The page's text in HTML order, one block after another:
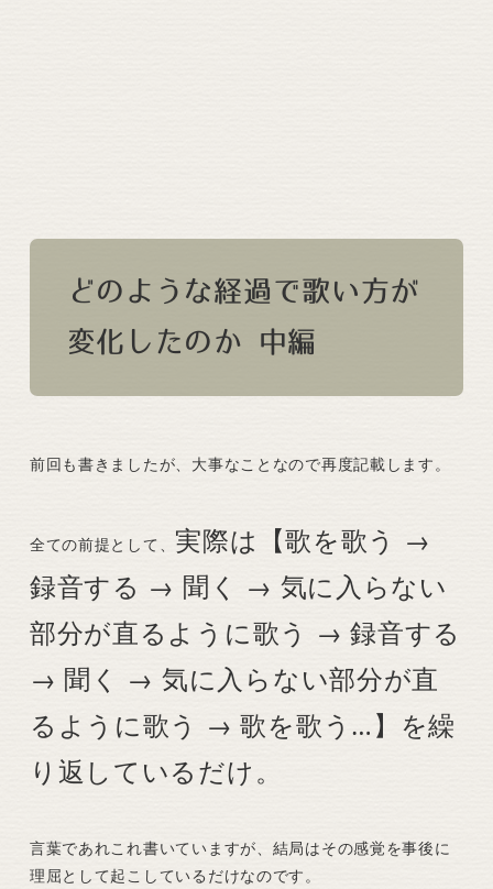
どのような経過で歌い方が
変化したのか 中編
前回も書きましたが、大事なことなので再度記載します。
全ての前提として、 実際は【歌を歌う →
録音する → 聞く → 気に入らない
部分が直るように歌う → 録音する
→ 聞く → 気に入らない部分が直
るように歌う → 歌を歌う…】を繰
り返しているだけ。
言葉であれこれ書いていますが、結局はその感覚を事後に
理屈として起こしているだけなのです。